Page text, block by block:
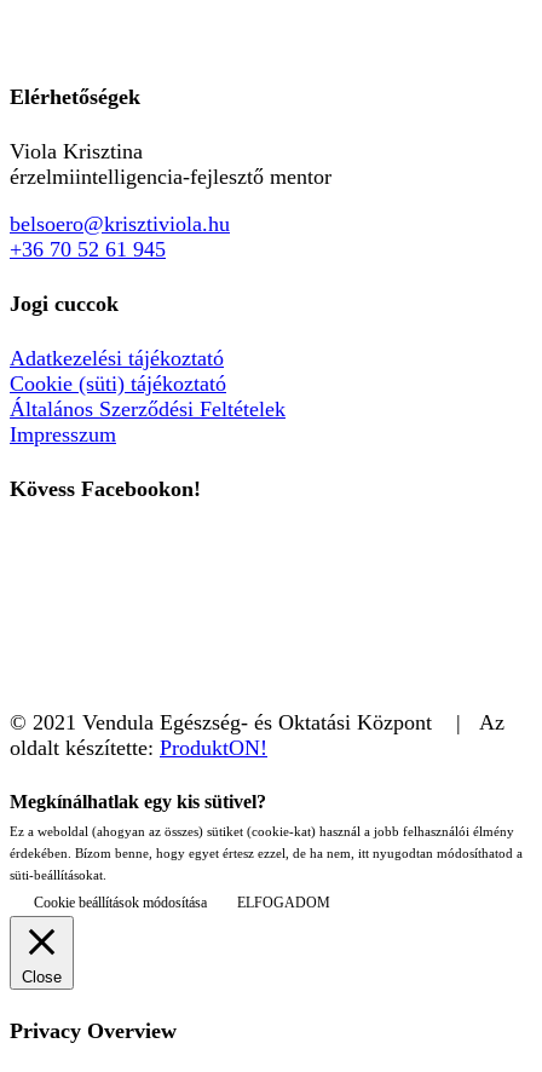
Elérhetőségek
Viola Krisztina
érzelmiintelligencia-fejlesztő mentor
belsoero@krisztiviola.hu
+36 70 52 61 945
Jogi cuccok
Adatkezelési tájékoztató
Cookie (süti) tájékoztató
Általános Szerződési Feltételek
Impresszum
Kövess Facebookon!
© 2021 Vendula Egészség- és Oktatási Központ | Az
oldalt készítette: ProduktON!
Megkínálhatlak egy kis sütivel?
Ez a weboldal (ahogyan az összes) sütiket (cookie-kat) használ a jobb felhasználói élmény
érdekében. Bízom benne, hogy egyet értesz ezzel, de ha nem, itt nyugodtan módosíthatod a
süti-beállításokat.
Cookie beállítások módosítása ELFOGADOM
Close
Privacy Overview